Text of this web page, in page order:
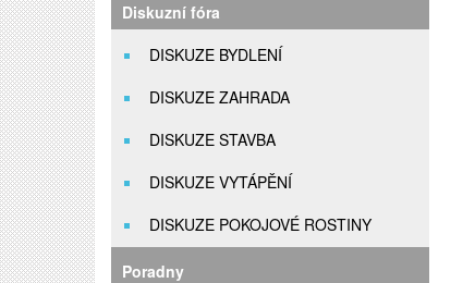
Diskuzní fóra
DISKUZE BYDLENÍ
DISKUZE ZAHRADA
DISKUZE STAVBA
DISKUZE VYTÁPĚNÍ
DISKUZE POKOJOVÉ ROSTINY
Poradny